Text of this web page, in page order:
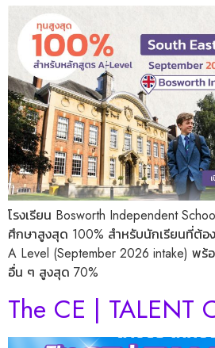
โรงเรียน Bosworth Independent
ศึกษาสูงสุด 100% สำหรับนักเรียนที่ต้อ
A Level (September 2026 intake) พร้
อื่น ๆ สูงสุด 70%
The CE | TALENT